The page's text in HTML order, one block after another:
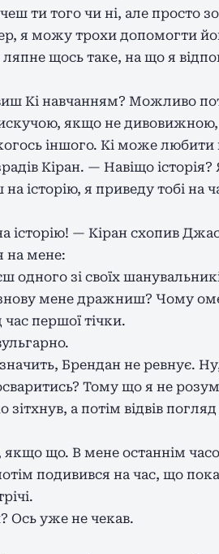
ти того чи ні, але просто
я можу трохи допомогти
ляпне щось таке, на що я
Кі навчанням? Можливо
якщо не
іншого. Кі може любити
Кіран. — Навіщо історія?
історію, я приведу тобі на
історію! — Кіран схопив
на мене:
одного зі своїх
мене дражниш? Чому
першої тічки.
Брендан не ревнує.
Тому що я не
а потім відвів
що. В мене останнім
подивився на час, що
Ось уже не чекав.